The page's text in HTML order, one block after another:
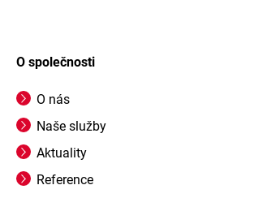
O společnosti
O nás
Naše služby
Aktuality
Reference